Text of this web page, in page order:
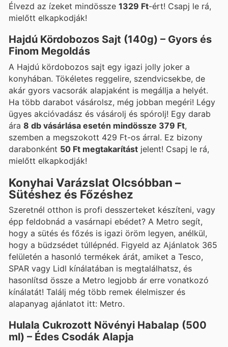
Élvezd az ízeket mindössze 1329 Ft-ért! Csapj le rá,
mielőtt elkapkodják!
Hajdú Kördobozos Sajt (140g) – Gyors és
Finom Megoldás
A Hajdú kördobozos sajt egy igazi jolly joker a
konyhában. Tökéletes reggelire, szendvicsekbe, de
akár gyors vacsorák alapjaként is megállja a helyét.
Ha több darabot vásárolsz, még jobban megéri! Légy
ügyes akcióvadász és vásárolj és spórolj! Egy darab
ára 8 db vásárlása esetén mindössze 379 Ft,
szemben a megszokott 429 Ft-os árral. Ez bizony
darabonként 50 Ft megtakarítást jelent! Csapj le rá,
mielőtt elkapkodják!
Konyhai Varázslat Olcsóbban –
Sütéshez és Főzéshez
Szeretnél otthon is profi desszerteket készíteni, vagy
épp feldobnád a vasárnapi ebédet? A Metro segít,
hogy a sütés és főzés is igazi öröm legyen, anélkül,
hogy a büdzsédet túllépnéd. Figyeld az Ajánlatok 365
felületén a hasonló termékek árát, amiket a Tesco,
SPAR vagy Lidl kínálatában is megtalálhatsz, és
hasonlítsd össze a Metro legjobb ár erre vonatkozó
kínálatát! Találj még több remek élelmiszer és
alapanyag ajánlatot itt: Metro.
Hulala Cukrozott Növényi Habalap (500
ml) – Édes Csodák Alapja